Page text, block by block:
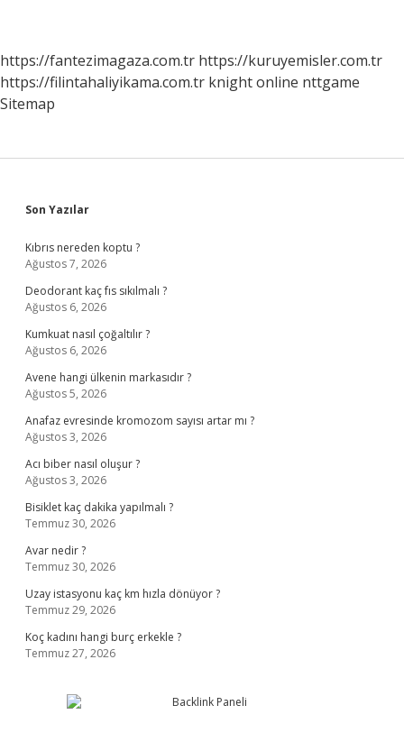
https://fantezimagaza.com.tr https://kuruyemisler.com.tr
https://filintahaliyikama.com.tr knight online nttgame
Sitemap
Sidebar
Son Yazılar
Kıbrıs nereden koptu ?
Ağustos 7, 2026
Deodorant kaç fıs sıkılmalı ?
Ağustos 6, 2026
Kumkuat nasıl çoğaltılır ?
Ağustos 6, 2026
Avene hangi ülkenin markasıdır ?
Ağustos 5, 2026
Anafaz evresinde kromozom sayısı artar mı ?
Ağustos 3, 2026
Acı biber nasıl oluşur ?
Ağustos 3, 2026
Bisiklet kaç dakika yapılmalı ?
Temmuz 30, 2026
Avar nedir ?
Temmuz 30, 2026
Uzay istasyonu kaç km hızla dönüyor ?
Temmuz 29, 2026
Koç kadını hangi burç erkekle ?
Temmuz 27, 2026